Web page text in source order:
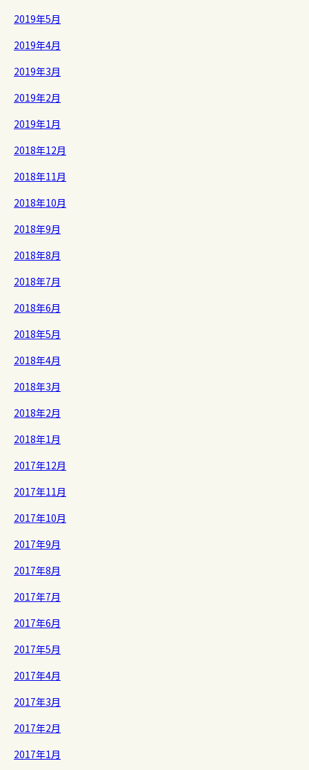
2019年5月
2019年4月
2019年3月
2019年2月
2019年1月
2018年12月
2018年11月
2018年10月
2018年9月
2018年8月
2018年7月
2018年6月
2018年5月
2018年4月
2018年3月
2018年2月
2018年1月
2017年12月
2017年11月
2017年10月
2017年9月
2017年8月
2017年7月
2017年6月
2017年5月
2017年4月
2017年3月
2017年2月
2017年1月